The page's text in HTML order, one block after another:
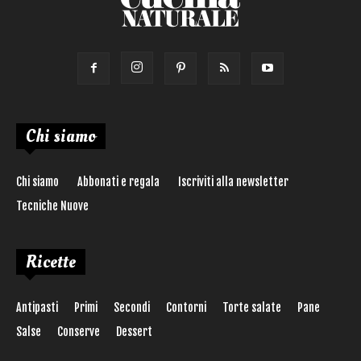
Chi siamo
Chi siamo Abbonati e regala
Iscriviti alla newsletter
Tecniche Nuove
Ricette
Antipasti Primi Secondi Contorni Torte salate
Pane
Salse
Conserve Dessert